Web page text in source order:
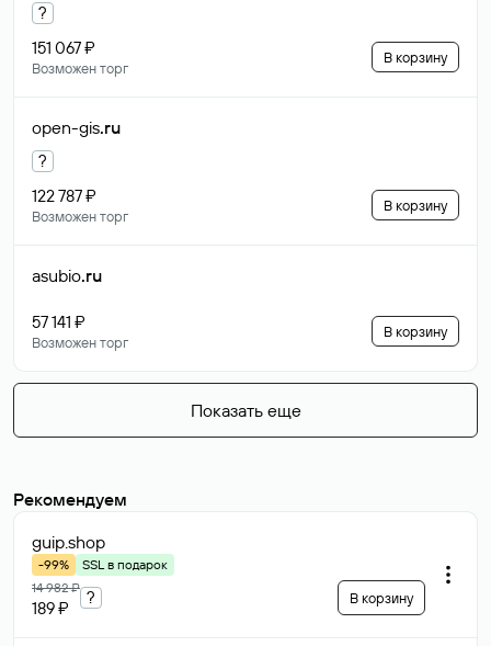
?
151 067 ₽
Возможен торг
В корзину
open-gis.ru
?
122 787 ₽
Возможен торг
В корзину
asubio.ru
57 141 ₽
Возможен торг
В корзину
Показать еще
Рекомендуем
guip.shop
-99%
SSL в подарок
14 982 ₽
189 ₽
? В корзину